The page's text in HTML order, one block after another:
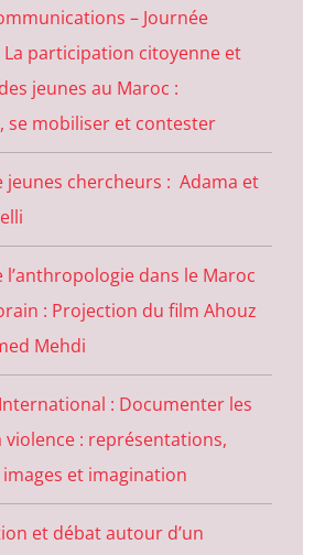
– Journée
La participation citoyenne et
jeunes au Maroc :
se mobiliser et contester
jeunes chercheurs : Adama et
l’anthropologie dans le Maroc
: Projection du film Ahouz
Mehdi
: Documenter les
violence : représentations,
et imagination
et débat autour d’un